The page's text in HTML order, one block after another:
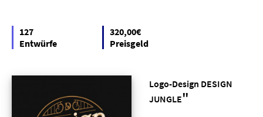
127
Entwürfe
320,00€
Preisgeld
Logo-Design DESIGN
JUNGLE"